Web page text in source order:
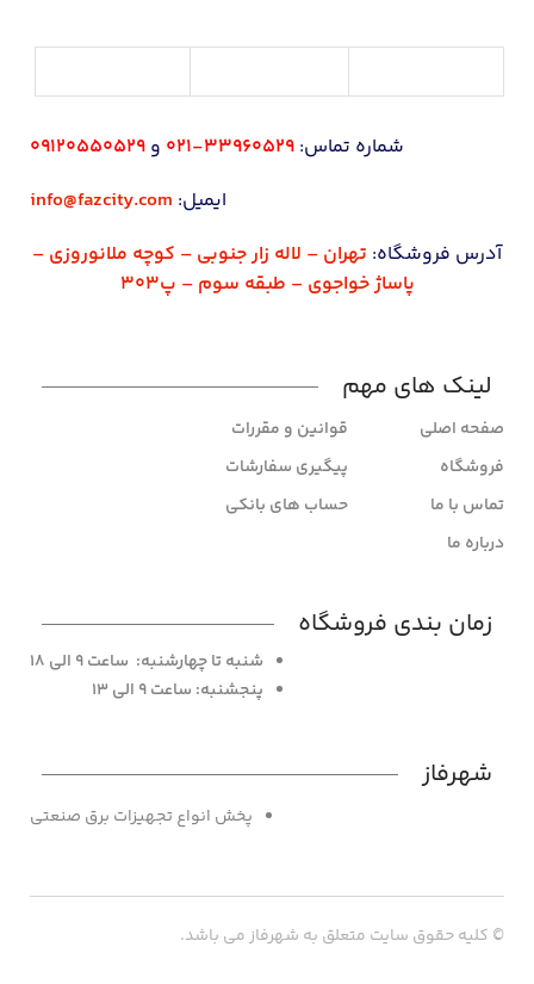
شماره تماس: 33960529-021 و 09120550529
ایمیل: info@fazcity.com
آدرس فروشگاه: تهران – لاله زار جنوبی – کوچه ملانوروزی –
پاساژ خواجوی – طبقه سوم – پ303
لینک های مهم
صفحه اصلی
فروشگاه
تماس با ما
درباره ما
قوانین و مقررات
پیگیری سفارشات
حساب های بانکی
زمان بندی فروشگاه
شنبه تا چهارشنبه: ساعت 9 الی 18
پنجشنبه: ساعت 9 الی 13
شهرفاز
پخش انواع تجهیزات برق صنعتی
© کلیه حقوق سایت متعلق به شهرفاز می باشد.